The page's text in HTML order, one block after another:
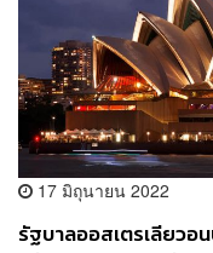
17 มิถุนายน 2022
รัฐบาลออสเตรเลียวอ